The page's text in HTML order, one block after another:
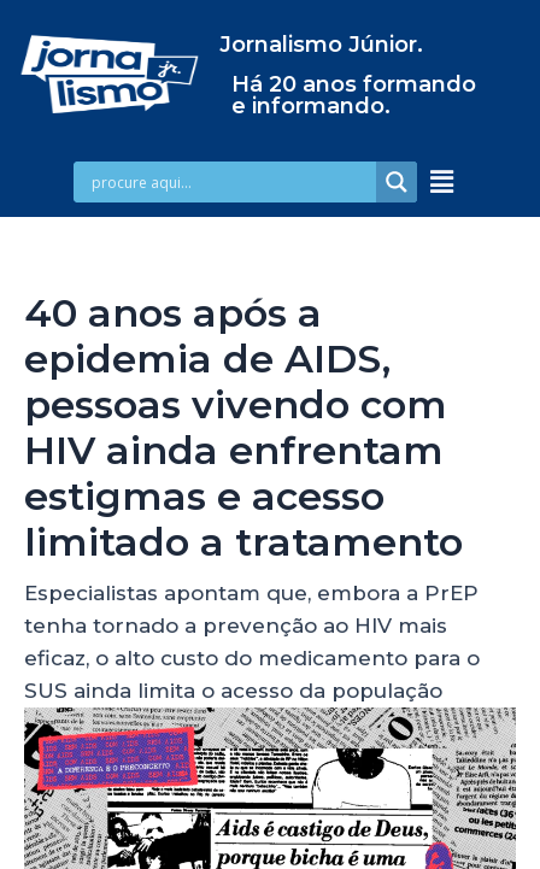
Jornalismo Júnior.
Há 20 anos formando
e informando.
40 anos após a
epidemia de AIDS,
pessoas vivendo com
HIV ainda enfrentam
estigmas e acesso
limitado a tratamento
Especialistas apontam que, embora a PrEP
tenha tornado a prevenção ao HIV mais
eficaz, o alto custo do medicamento para o
SUS ainda limita o acesso da população